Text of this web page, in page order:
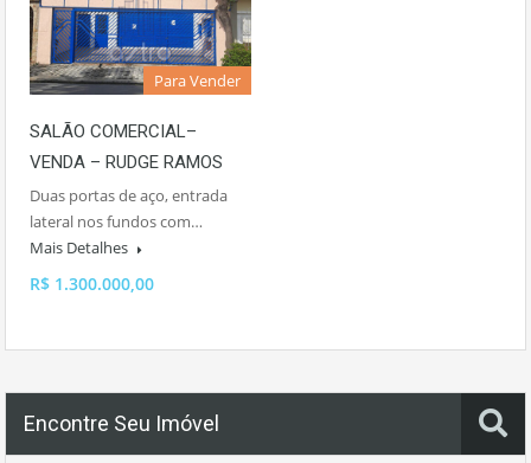
Para Vender
SALÃO COMERCIAL–
VENDA – RUDGE RAMOS
Duas portas de aço, entrada
lateral nos fundos com…
Mais Detalhes
R$ 1.300.000,00
Encontre Seu Imóvel